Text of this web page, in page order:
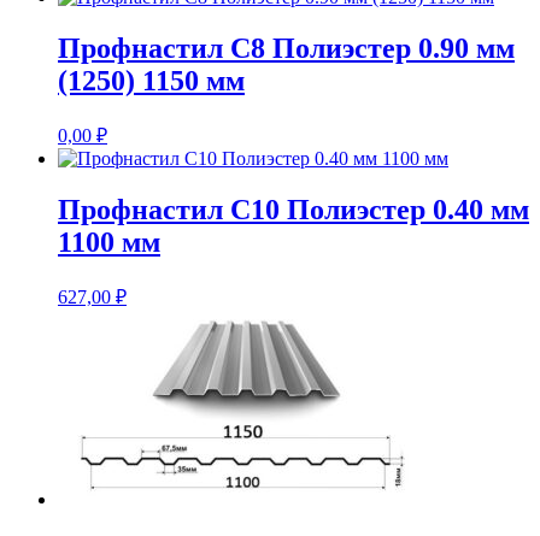
Профнастил С8 Полиэстер 0.90 мм
(1250) 1150 мм
0,00 ₽
Профнастил С10 Полиэстер 0.40 мм
1100 мм
627,00 ₽